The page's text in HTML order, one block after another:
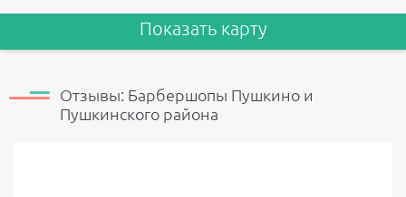
Показать карту
Отзывы: Барбершопы Пушкино и
Пушкинского района